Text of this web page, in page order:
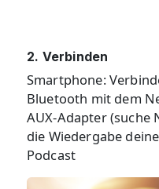
2. Verbinden
Smartphone:
Bluetooth mit dem
AUX-Adapter (suche
die Wiedergabe
Podcast